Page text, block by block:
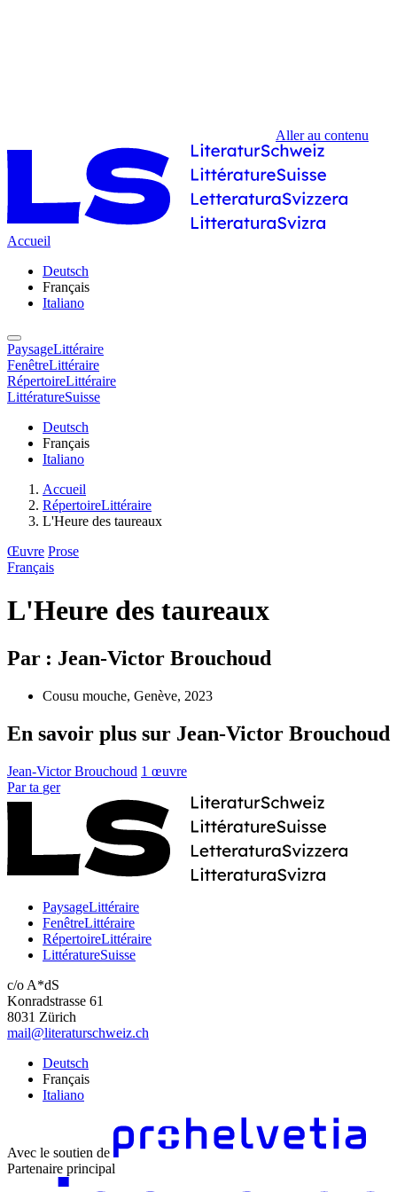
Aller au contenu
Accueil
Deutsch
Français
Italiano
PaysageLittéraire
FenêtreLittéraire
RépertoireLittéraire
LittératureSuisse
Deutsch
Français
Italiano
Accueil
RépertoireLittéraire
L'Heure des taureaux
Œuvre Prose
Français
L'Heure des taureaux
Par : Jean-Victor Brouchoud
Cousu mouche, Genève, 2023
En savoir plus sur Jean-Victor Brouchoud
Jean-Victor Brouchoud 1 œuvre
Par ta ger
PaysageLittéraire
FenêtreLittéraire
RépertoireLittéraire
LittératureSuisse
c/o A*dS
Konradstrasse 61
8031 Zürich
mail@literaturschweiz.ch
Deutsch
Français
Italiano
Avec le soutien de
Partenaire principal